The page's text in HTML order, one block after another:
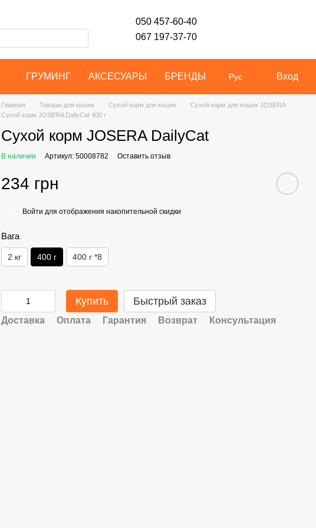
050 457-60-40
067 197-37-70
ГРУМИНГ АКСЕСУАРЫ БРЕНДЫ Рус Вход
Главная Товары для кошек Сухой корм для кошек
Сухой корм для кошек JOSERA
Сухой корм JOSERA DailyCat 400 г
Сухой корм JOSERA DailyCat
В наличии Артикул: 50008782 Оставить отзыв
234 грн
Войти для отображения накопительной скидки
Вага
2 кг 400 г 400 г *8
Купить Быстрый заказ
Доставка Оплата Гарантия Возврат Консультация